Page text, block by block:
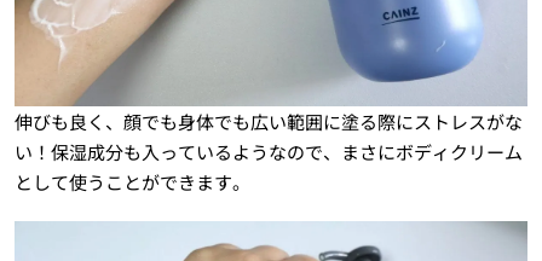
伸びも良く、顔でも身体でも広い範囲に塗る際にストレスがな
い！保湿成分も入っているようなので、まさにボディクリーム
として使うことができます。